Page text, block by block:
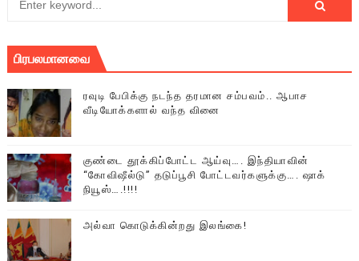
பிரபலமானவை
ரவுடி பேபிக்கு நடந்த தரமான சம்பவம்.. ஆபாச
வீடியோக்களால் வந்த வினை
குண்டை தூக்கிப்போட்ட ஆய்வு…. இந்தியாவின்
“கோவிஷீல்டு” தடுப்பூசி போட்டவர்களுக்கு…. ஷாக்
நியூஸ்….!!!!
அல்வா கொடுக்கின்றது இலங்கை!